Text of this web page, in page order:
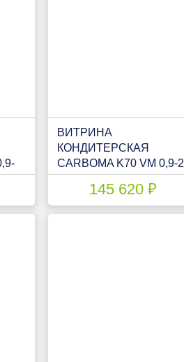
ВИТРИНА
КОНДИТЕРСКАЯ
CARBOMA K70 VM 0,9-2
STANDARD ПАТТЕРН
(ОТКРЫТАЯ)
(П0000009420)
145 620 ₽